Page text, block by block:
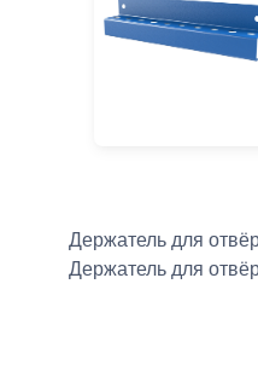
Держатель для
Держатель для